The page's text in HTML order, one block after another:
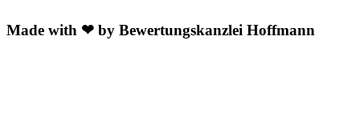
Made with ❤ by Bewertungskanzlei Hoffmann